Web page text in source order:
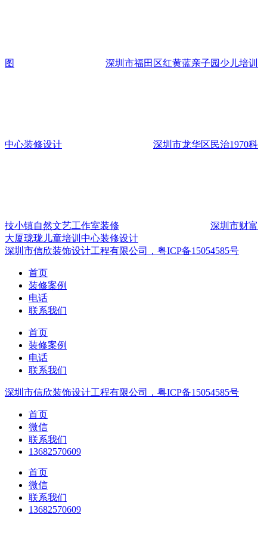
图 深圳市福田区红黄蓝亲子园少儿培训
中心装修设计 深圳市龙华区民治1970科
技小镇自然文艺工作室装修
深圳市财富
大厦珑珑儿童培训中心装修设计
深圳市信欣装饰设计工程有限公司，粤ICP备15054585号
首页
装修案例
电话
联系我们
首页
装修案例
电话
联系我们
深圳市信欣装饰设计工程有限公司，粤ICP备15054585号
首页
微信
联系我们
13682570609
首页
微信
联系我们
13682570609